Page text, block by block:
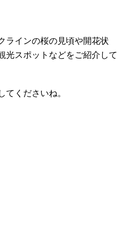
ラインの桜の見頃や開花状
光スポットなどをご紹介して
てくださいね。